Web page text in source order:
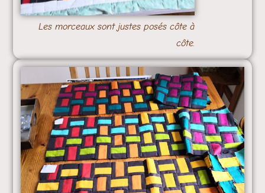
Les morceaux sont justes posés côte à
côte.